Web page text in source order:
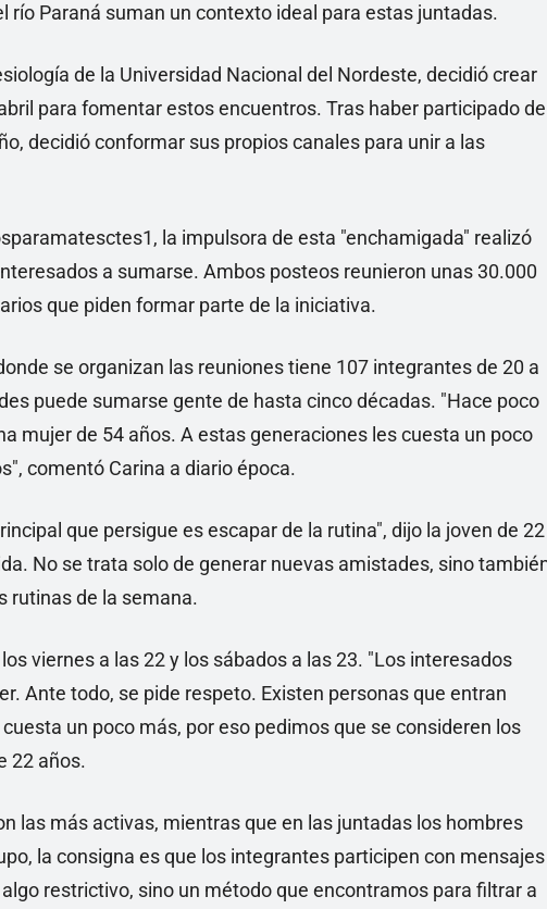
río Paraná suman un contexto ideal para estas juntadas.
de la Universidad Nacional del Nordeste, decidió crear
para fomentar estos encuentros. Tras haber participado de
decidió conformar sus propios canales para unir a las
la impulsora de esta "enchamigada" realizó
a sumarse. Ambos posteos reunieron unas 30.000
que piden formar parte de la iniciativa.
se organizan las reuniones tiene 107 integrantes de 20 a
puede sumarse gente de hasta cinco décadas. "Hace poco
mujer de 54 años. A estas generaciones les cuesta un poco
comentó Carina a diario época.
que persigue es escapar de la rutina", dijo la joven de 22
No se trata solo de generar nuevas amistades, sino
rutinas de la semana.
viernes a las 22 y los sábados a las 23. "Los interesados
Ante todo, se pide respeto. Existen personas que entran
un poco más, por eso pedimos que se consideren los
22 años.
las más activas, mientras que en las juntadas los hombres
la consigna es que los integrantes participen con mensajes
restrictivo, sino un método que encontramos para filtrar a